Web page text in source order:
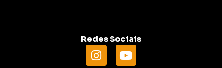
Redes Sociais